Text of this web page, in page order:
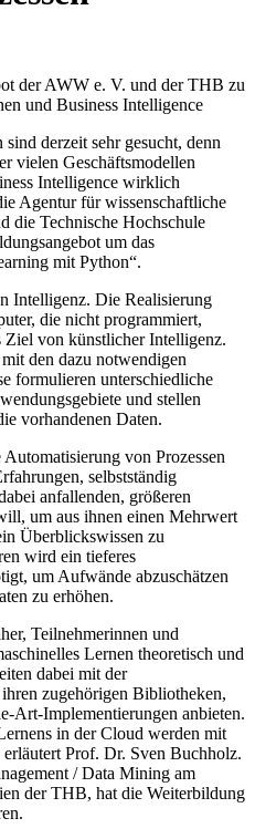
der AWW e. V. und der THB zu
und Business Intelligence
derzeit sehr gesucht, denn
vielen Geschäftsmodellen
Intelligence wirklich
Agentur für wissenschaftliche
die Technische Hochschule
um das
mit Python“.
Intelligenz. Die Realisierung
die nicht programmiert,
Ziel von künstlicher Intelligenz.
den dazu notwendigen
formulieren unterschiedliche
und stellen
vorhandenen Daten.
von Prozessen
selbstständig
anfallenden, größeren
um aus ihnen einen Mehrwert
Überblickswissen zu
wird ein tieferes
um Aufwände abzuschätzen
zu erhöhen.
Teilnehmerinnen und
Lernen theoretisch und
dabei mit der
zugehörigen Bibliotheken,
Art-Implementierungen anbieten.
in der Cloud werden mit
Prof. Dr. Sven Buchholz.
/ Data Mining am
der THB, hat die Weiterbildung